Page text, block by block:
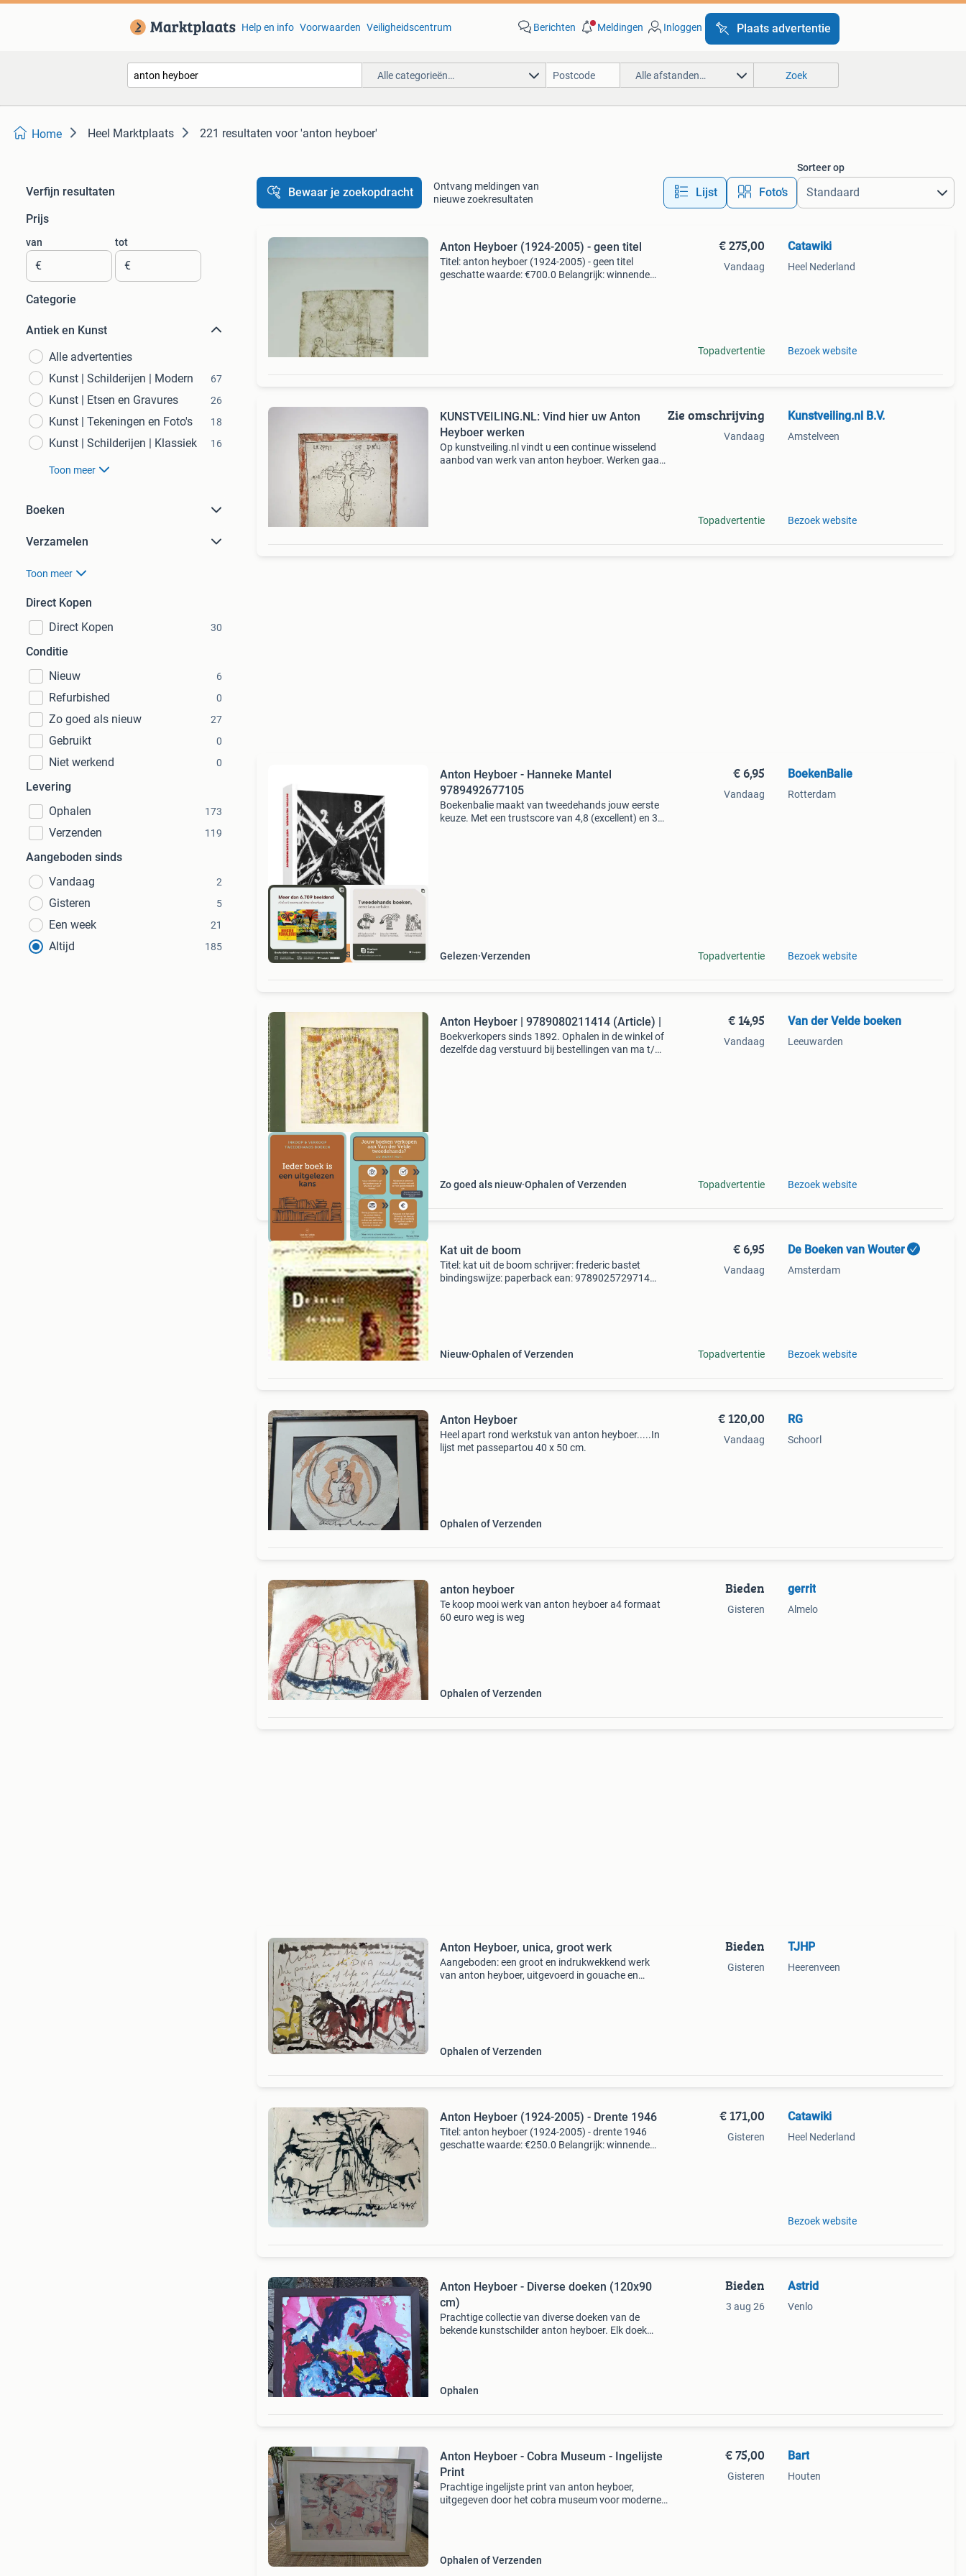
Help en info Voorwaarden Veiligheidscentrum Berichten Meldingen Inloggen Plaats advertentie
Alle categorieën… Alle afstanden… Zoek
Home Heel Marktplaats 221 resultaten voor 'anton heyboer'
Verfijn resultaten
Prijs
van
€
tot
€
Categorie
Antiek en Kunst
Alle advertenties
Kunst | Schilderijen | Modern
67
Kunst | Etsen en Gravures 26
Kunst | Tekeningen en Foto's 18
Kunst | Schilderijen | Klassiek 16
Toon meer
Boeken
Verzamelen
Toon meer
Direct Kopen
Direct Kopen
30
Conditie
Nieuw
6
Refurbished 0
Zo goed als nieuw 27
Gebruikt 0
Niet werkend 0
Levering
Ophalen
173
Verzenden 119
Aangeboden sinds
Vandaag
2
Gisteren 5
Een week 21
Altijd 185
Bewaar je zoekopdracht
Ontvang meldingen van
nieuwe zoekresultaten
Lijst Foto’s
Sorteer op
Anton Heyboer (1924-2005) - geen titel
Titel: anton heyboer (1924-2005) - geen titel
geschatte waarde: €700.0 Belangrijk: winnende
€ 275,00
Vandaag
Topadvertentie
Catawiki
Heel Nederland
Bezoek website
KUNSTVEILING.NL: Vind hier uw Anton
Heyboer werken
Op kunstveiling.nl vindt u een continue wisselend
aanbod van werk van anton heyboer. Werken gaan
Zie omschrijving
Vandaag
Topadvertentie
Kunstveiling.nl B.V.
Amstelveen
Bezoek website
Scherpste prijs
Anton Heyboer - Hanneke Mantel
9789492677105
Boekenbalie maakt van tweedehands jouw eerste
keuze. Met een trustscore van 4,8 (excellent) en 30
Gelezen Verzenden
€ 6,95
Vandaag
Topadvertentie
BoekenBalie
Rotterdam
Bezoek website
Anton Heyboer | 9789080211414 (Article) |
Boekverkopers sinds 1892. Ophalen in de winkel of
dezelfde dag verstuurd bij bestellingen van ma t/m
Zo goed als nieuw Ophalen of Verzenden
€ 14,95
Vandaag
Topadvertentie
Van der Velde boeken
Leeuwarden
Bezoek website
Kat uit de boom
Titel: kat uit de boom schrijver: frederic bastet
bindingswijze: paperback ean: 9789025729714
Nieuw Ophalen of Verzenden
€ 6,95
Vandaag
Topadvertentie
De Boeken van Wouter
Amsterdam
Bezoek website
Anton Heyboer
Heel apart rond werkstuk van anton heyboer.....In
lijst met passepartou 40 x 50 cm.
Ophalen of Verzenden
€ 120,00
Vandaag
RG
Schoorl
anton heyboer
Te koop mooi werk van anton heyboer a4 formaat
60 euro weg is weg
Ophalen of Verzenden
Bieden
Gisteren
gerrit
Almelo
Anton Heyboer, unica, groot werk
Aangeboden: een groot en indrukwekkend werk
van anton heyboer, uitgevoerd in gouache en
Ophalen of Verzenden
Bieden
Gisteren
TJHP
Heerenveen
Anton Heyboer (1924-2005) - Drente 1946
Titel: anton heyboer (1924-2005) - drente 1946
geschatte waarde: €250.0 Belangrijk: winnende
€ 171,00
Gisteren
Catawiki
Heel Nederland
Bezoek website
Anton Heyboer - Diverse doeken (120x90
cm)
Prachtige collectie van diverse doeken van de
bekende kunstschilder anton heyboer. Elk doek
Ophalen
Bieden
3 aug 26
Astrid
Venlo
Anton Heyboer - Cobra Museum - Ingelijste
Print
Prachtige ingelijste print van anton heyboer,
uitgegeven door het cobra museum voor moderne
Ophalen of Verzenden
€ 75,00
Gisteren
Bart
Houten